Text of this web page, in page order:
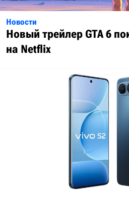
Новости
Новый трейлер GTA 6
на Netflix